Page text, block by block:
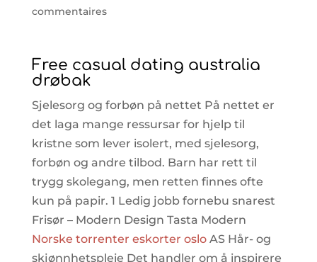
commentaires
Free casual dating australia
drøbak
Sjelesorg og forbøn på nettet På nettet er
det laga mange ressursar for hjelp til
kristne som lever isolert, med sjelesorg,
forbøn og andre tilbod. Barn har rett til
trygg skolegang, men retten finnes ofte
kun på papir. 1 Ledig jobb fornebu snarest
Frisør – Modern Design Tasta Modern
Norske torrenter eskorter osloAS Hår- og
skjønnhetspleie Det handler om å inspirere